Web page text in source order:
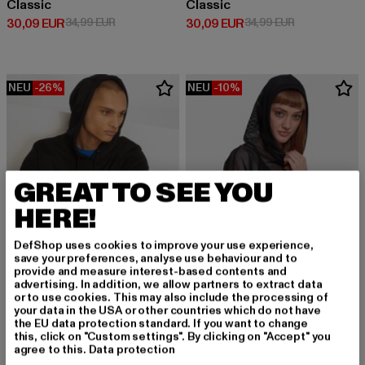
Classic
30,09 EUR
Derzeitiger Preis: 30,09 EUR
34,99 EURAktionspreis: 34,99 EUR
Classic
30,09 EUR
Derzeitiger Preis: 30,09 EUR
34,99 EURAktionspreis:
NEU -26%
URBAN CLASSICS
Basic
25,89 EUR
Derzeitiger Preis: 25,89 EUR
34,99 EURAktionspreis: 34,99 EUR
NEU -10%
URBAN CLASSICS
GREAT TO SEE YOU
HERE!
DefShop uses cookies to improve your use experience,
save your preferences, analyse use behaviour and to
provide and measure interest-based contents and
advertising. In addition, we allow partners to extract data
or to use cookies. This may also include the processing of
your data in the USA or other countries which do not have
the EU data protection standard. If you want to change
this, click on "Custom settings". By clicking on "Accept" you
agree to this. Data protection